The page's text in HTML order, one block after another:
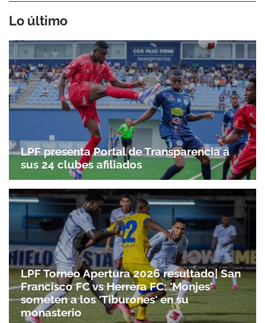
Lo último
LPF presenta Portal de Transparencia a
sus 24 clubes afiliados
LPF Torneo Apertura 2026 resultado| San
Francisco FC vs Herrera FC: 'Monjes'
someten a los 'Tiburones' en su
monasterio